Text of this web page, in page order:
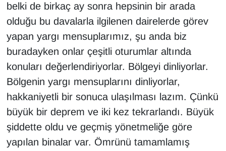
belki de birkaç ay sonra hepsinin bir arada
olduğu bu davalarla ilgilenen dairelerde görev
yapan yargı mensuplarımız, şu anda biz
buradayken onlar çeşitli oturumlar altında
konuları değerlendiriyorlar. Bölgeyi dinliyorlar.
Bölgenin yargı mensuplarını dinliyorlar,
hakkaniyetli bir sonuca ulaşılması lazım. Çünkü
büyük bir deprem ve iki kez tekrarlandı. Büyük
şiddette oldu ve geçmiş yönetmeliğe göre
yapılan binalar var. Ömrünü tamamlamış